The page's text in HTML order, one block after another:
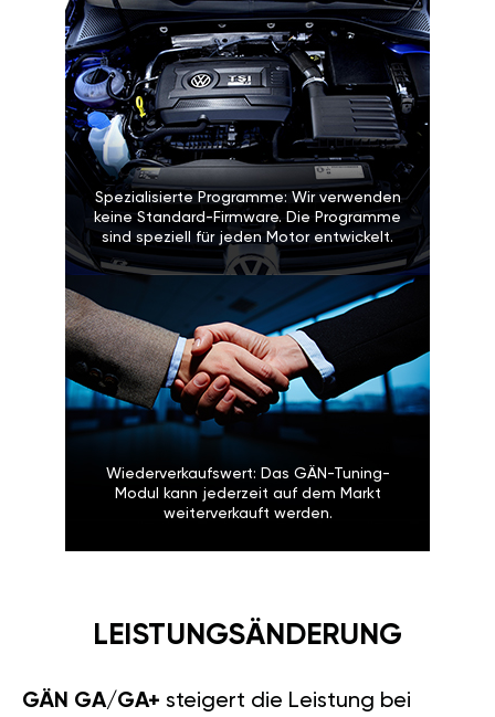
Spezialisierte Programme: Wir verwenden
keine Standard-Firmware. Die Programme
sind speziell für jeden Motor entwickelt.
Wiederverkaufswert: Das GÄN-Tuning-
Modul kann jederzeit auf dem Markt
weiterverkauft werden.
LEISTUNGSÄNDERUNG
GÄN GA/GA+ steigert die Leistung bei